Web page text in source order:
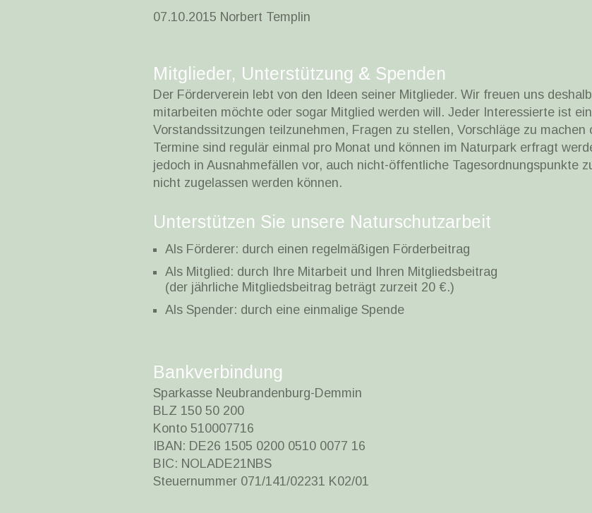
07.10.2015 Norbert Templin
Mitglieder, Unterstützung & Spenden
Der Förderverein lebt von den Ideen seiner Mitglieder. Wir freuen uns
mitarbeiten möchte oder sogar Mitglied werden will. Jeder Interessierte ist
Vorstandssitzungen teilzunehmen, Fragen zu stellen, Vorschläge zu
Termine sind regulär einmal pro Monat und können im Naturpark erfragt
jedoch in Ausnahmefällen vor, auch nicht-öffentliche Tagesordnungspunkte
nicht zugelassen werden können.
Unterstützen Sie unsere Naturschutzarbeit
Als Förderer: durch einen regelmäßigen Förderbeitrag
Als Mitglied: durch Ihre Mitarbeit und Ihren Mitgliedsbeitrag
(der jährliche Mitgliedsbeitrag beträgt zurzeit 20 €.)
Als Spender: durch eine einmalige Spende
Bankverbindung
Sparkasse Neubrandenburg-Demmin
BLZ 150 50 200
Konto 510007716
IBAN: DE26 1505 0200 0510 0077 16
BIC: NOLADE21NBS
Steuernummer 071/141/02231 K02/01